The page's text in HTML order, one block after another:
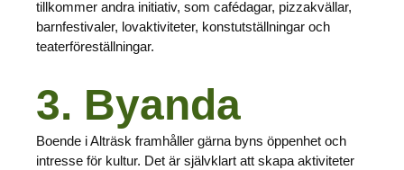
tillkommer andra initiativ, som cafédagar, pizzakvällar,
barnfestivaler, lovaktiviteter, konstutställningar och
teaterföreställningar.
3. Byanda
Boende i Alträsk framhåller gärna byns öppenhet och
intresse för kultur. Det är självklart att skapa aktiviteter